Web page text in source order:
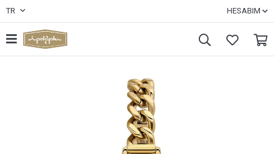
TR HESABIM